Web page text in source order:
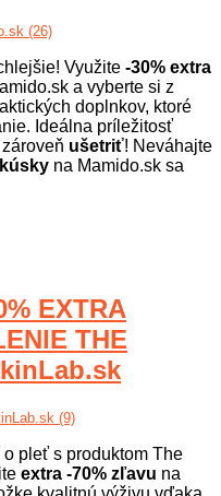
(26)
Využite -30% extra
a vyberte si z
doplnkov, ktoré
Ideálna príležitosť
ušetriť! Neváhajte
na Mamido.sk sa
EXTRA
THE
(9)
pleť s produktom The
extra -70% zľavu na